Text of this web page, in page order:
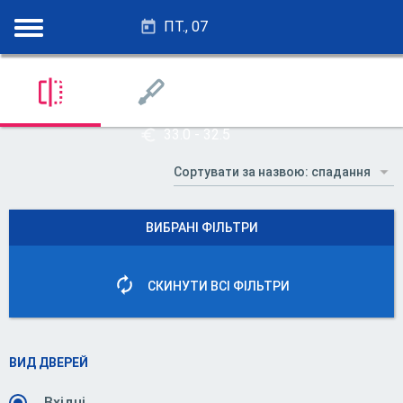
ПТ., 07
28.25 - 27.75
33.0 - 32.5
ВИБРАНІ ФІЛЬТРИ
СКИНУТИ ВСІ ФІЛЬТРИ
ВИД ДВЕРЕЙ